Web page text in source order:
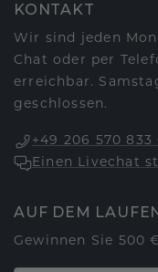
KONTAKT
Wir sind jeden
Chat oder per
erreichbar.
geschlossen.
+49 206 570 833
Einen Livechat
AUF DEM
Gewinnen Sie 500